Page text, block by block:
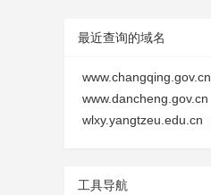
最近查询的域名
www.changqing.gov.cn
www.dancheng.gov.cn
wlxy.yangtzeu.edu.cn
工具导航